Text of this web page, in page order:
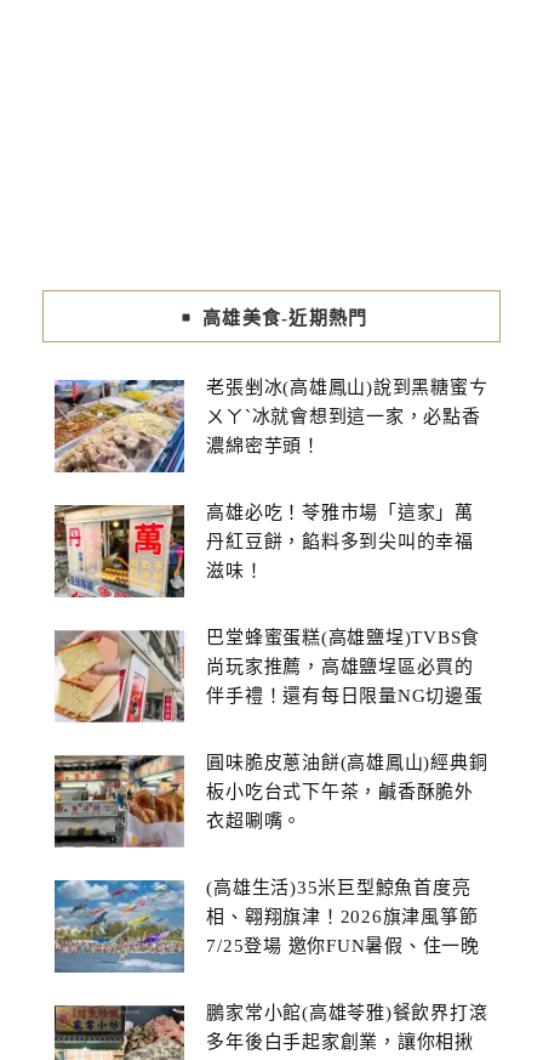
高雄美食-近期熱門
老張剉冰(高雄鳳山)說到黑糖蜜ㄘ
ㄨㄚˋ冰就會想到這一家，必點香
濃綿密芋頭！
高雄必吃！苓雅市場「這家」萬
丹紅豆餅，餡料多到尖叫的幸福
滋味！
巴堂蜂蜜蛋糕(高雄鹽埕)TVBS食
尚玩家推薦，高雄鹽埕區必買的
伴手禮！還有每日限量NG切邊蛋
圓味脆皮蔥油餅(高雄鳳山)經典銅
板小吃台式下午茶，鹹香酥脆外
衣超唰嘴。
(高雄生活)35米巨型鯨魚首度亮
相、翱翔旗津！2026旗津風箏節
7/25登場 邀你FUN暑假、住一晚
鵬家常小館(高雄苓雅)餐飲界打滾
多年後白手起家創業，讓你相揪